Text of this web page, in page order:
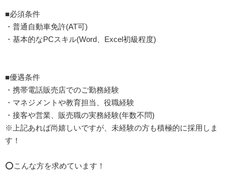
■必須条件
・普通自動車免許(AT可)
・基本的なPCスキル(Word、Excel初級程度)
■優遇条件
・携帯電話販売店でのご勤務経験
・マネジメントや教育担当、役職経験
・接客や営業、販売職の実務経験(年数不問)
※上記あれば尚嬉しいですが、未経験の方も積極的に採用しま
す！
⭕こんな方を求めています！